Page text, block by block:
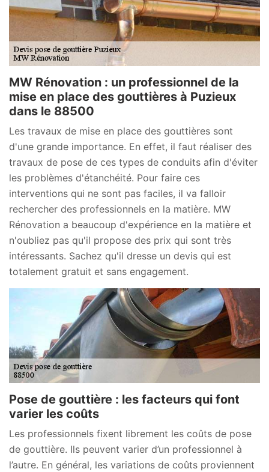
MW Rénovation : un professionnel de la
mise en place des gouttières à Puzieux
dans le 88500
Les travaux de mise en place des gouttières sont
d'une grande importance. En effet, il faut réaliser des
travaux de pose de ces types de conduits afin d'éviter
les problèmes d'étanchéité. Pour faire ces
interventions qui ne sont pas faciles, il va falloir
rechercher des professionnels en la matière. MW
Rénovation a beaucoup d'expérience en la matière et
n'oubliez pas qu'il propose des prix qui sont très
intéressants. Sachez qu'il dresse un devis qui est
totalement gratuit et sans engagement.
Pose de gouttière : les facteurs qui font
varier les coûts
Les professionnels fixent librement les coûts de pose
de gouttière. Ils peuvent varier d’un professionnel à
l’autre. En général, les variations de coûts proviennent